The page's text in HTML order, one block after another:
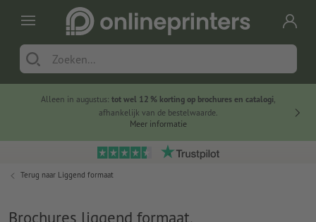
Alleen in augustus: tot wel 12 % korting op brochures en catalogi,
afhankelijk van de bestelwaarde.
Meer informatie
Terug naar Liggend formaat
Brochures liggend formaat,